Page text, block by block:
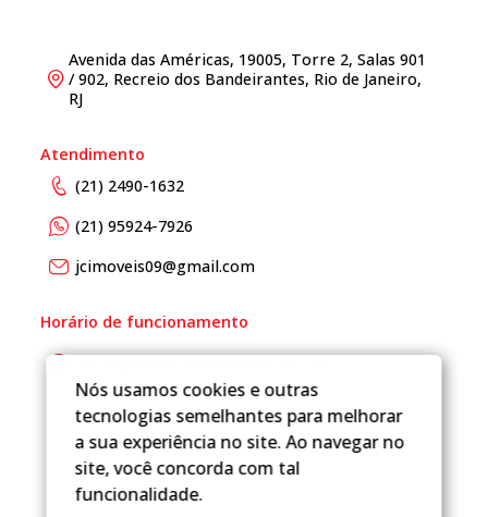
Avenida das Américas, 19005, Torre 2, Salas 901
/ 902, Recreio dos Bandeirantes, Rio de Janeiro,
RJ
Atendimento
(21) 2490-1632
(21) 95924-7926
jcimoveis09@gmail.com
Horário de funcionamento
Nós usamos cookies e outras
tecnologias semelhantes para melhorar
a sua experiência no site. Ao navegar no
site, você concorda com tal
funcionalidade.